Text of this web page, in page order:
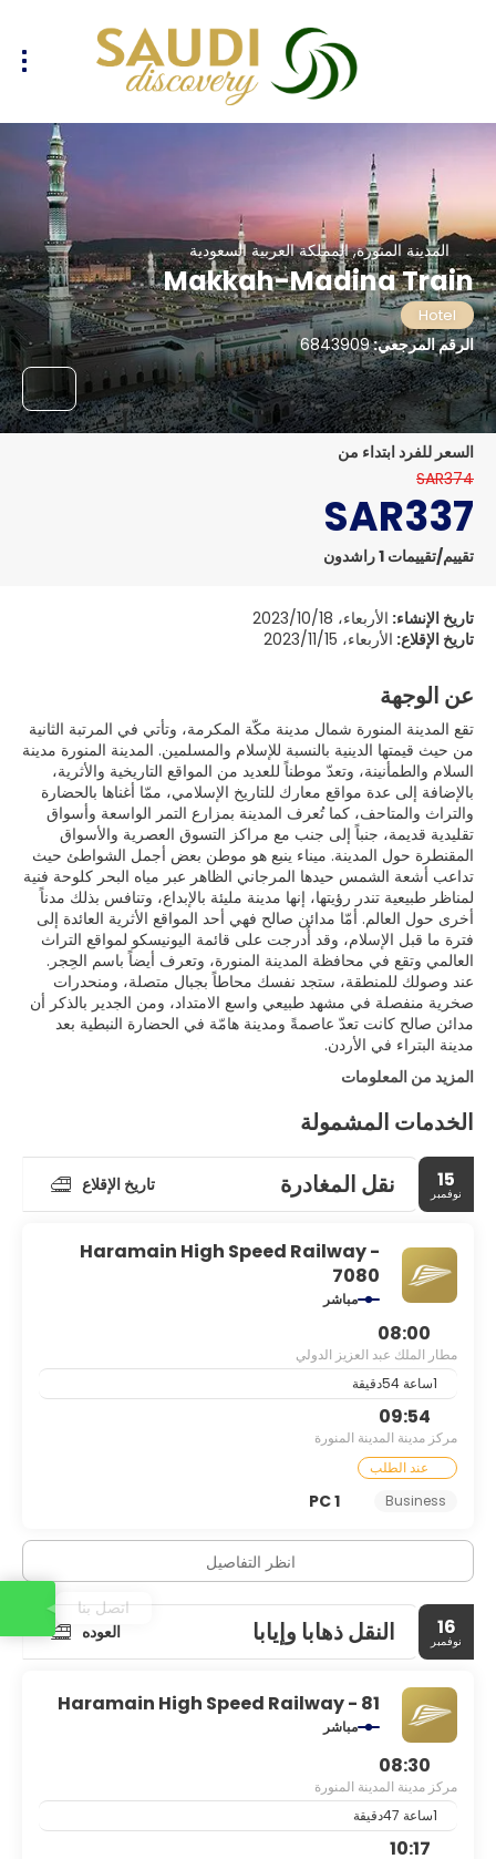
المدينة المنورة, المملكة العربية السعودية
Makkah-Madina Train
Hotel
الرقم المرجعي:6843909
السعر للفرد ابتداء من
SAR374
SAR337
تقييم/تقييمات 1 راشدون
تاريخ الإنشاء: الأربعاء، 2023/10/18
تاريخ الإقلاع: الأربعاء، 2023/11/15
عن الوجهة
تقع المدينة المنورة شمال مدينة مكّة المكرمة، وتأتي في المرتبة الثانية
من حيث قيمتها الدينية بالنسبة للإسلام والمسلمين. المدينة المنورة مدينة
السلام والطمأنينة، وتعدّ موطناً للعديد من المواقع التاريخية والأثرية،
بالإضافة إلى عدة مواقع معارك للتاريخ الإسلامي، ممّا أغناها بالحضارة
والتراث والمتاحف، كما تُعرف المدينة بمزارع التمر الواسعة وأسواق
تقليدية قديمة، جنباً إلى جنب مع مراكز التسوق العصرية والأسواق
المقنطرة حول المدينة. ميناء ينبع هو موطن بعض أجمل الشواطئ حيث
تداعب أشعة الشمس حيدها المرجاني الظاهر عبر مياه البحر كلوحة فنية
لمناظر طبيعية تندر رؤيتها، إنها مدينة مليئة بالإبداع، وتنافس بذلك مدناً
أخرى حول العالم. أمّا مدائن صالح فهي أحد المواقع الأثرية العائدة إلى
فترة ما قبل الإسلام، وقد أُدرجت على قائمة اليونيسكو لمواقع التراث
العالمي وتقع في محافظة المدينة المنورة، وتعرف أيضاً باسم الحِجر.
عند وصولك للمنطقة، ستجد نفسك محاطاً بجبال متصلة، ومنحدرات
صخرية منفصلة في مشهد طبيعي واسع الامتداد، ومن الجدير بالذكر أن
مدائن صالح كانت تعدّ عاصمةً ومدينة هامّة في الحضارة النبطية بعد
مدينة البتراء في الأردن.
المزيد من المعلومات
الخدمات المشمولة
15
نوفمبر نقل المغادرة تاريخ الإقلاع
Haramain High Speed Railway -
7080
مباشر
08:00
مطار الملك عبد العزيز الدولي
09:54
مركز مدينة المدينة المنورة
عند الطلب
Business
1 PC
انظر التفاصيل
16
نوفمبر النقل ذهابا وإيابا العوده
Haramain High Speed Railway - 81
مباشر
08:30
مركز مدينة المدينة المنورة
10:17
اتصل بنا